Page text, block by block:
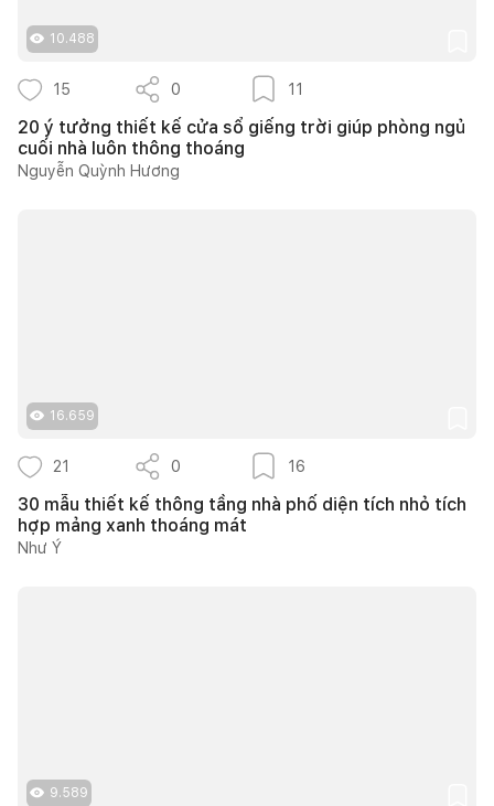
10.488
15 0 11
20 ý tưởng thiết kế cửa sổ giếng trời giúp phòng ngủ
cuối nhà luôn thông thoáng
Nguyễn Quỳnh Hương
16.659
21 0 16
30 mẫu thiết kế thông tầng nhà phố diện tích nhỏ tích
hợp mảng xanh thoáng mát
Như Ý
9.589